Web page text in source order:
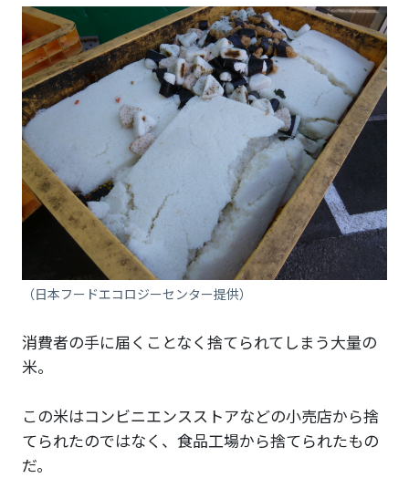
（日本フードエコロジーセンター提供）
消費者の手に届くことなく捨てられてしまう大量の
米。
この米はコンビニエンスストアなどの小売店から捨
てられたのではなく、食品工場から捨てられたもの
だ。